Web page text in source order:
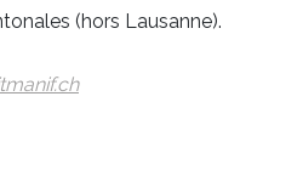
(hors Lausanne).